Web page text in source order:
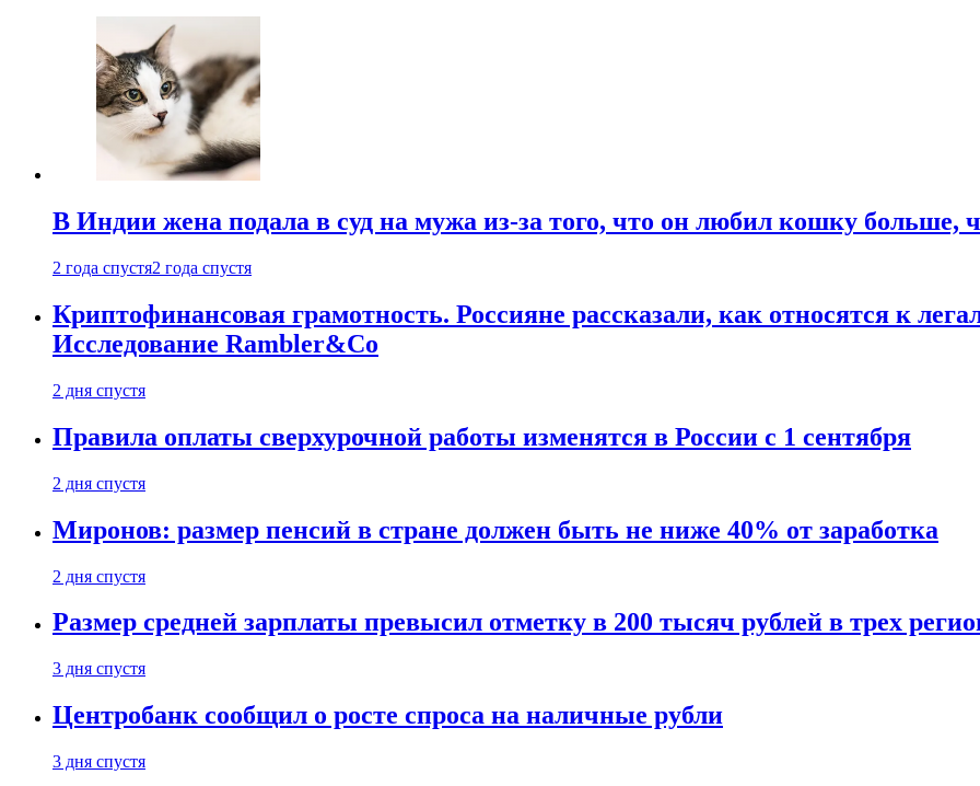
В Индии жена подала в суд на мужа из-за того, что он любил кошку больше,
2 года спустя2 года спустя
Криптофинансовая грамотность. Россияне рассказали, как относятся к
Исследование Rambler&Co
2 дня спустя
Правила оплаты сверхурочной работы изменятся в России с 1 сентября
2 дня спустя
Миронов: размер пенсий в стране должен быть не ниже 40% от заработка
2 дня спустя
Размер средней зарплаты превысил отметку в 200 тысяч рублей в трех
3 дня спустя
Центробанк сообщил о росте спроса на наличные рубли
3 дня спустя